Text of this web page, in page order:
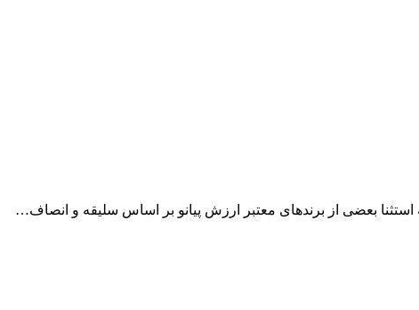
استثنا بعضی از برندهای معتبر ارزش پیانو بر اساس سلیقه و انصاف…